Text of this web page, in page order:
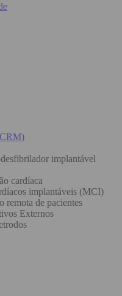
implantável
cardíaca
implantáveis (MCI)
remota de pacientes
Externos